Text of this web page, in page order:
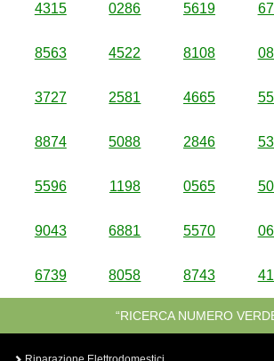
4315 0286 5619
8563 4522 8108
3727 2581 4665
8874 5088 2846
5596 1198 0565
9043 6881 5570
6739 8058 8743
“RICERCA NUMERO